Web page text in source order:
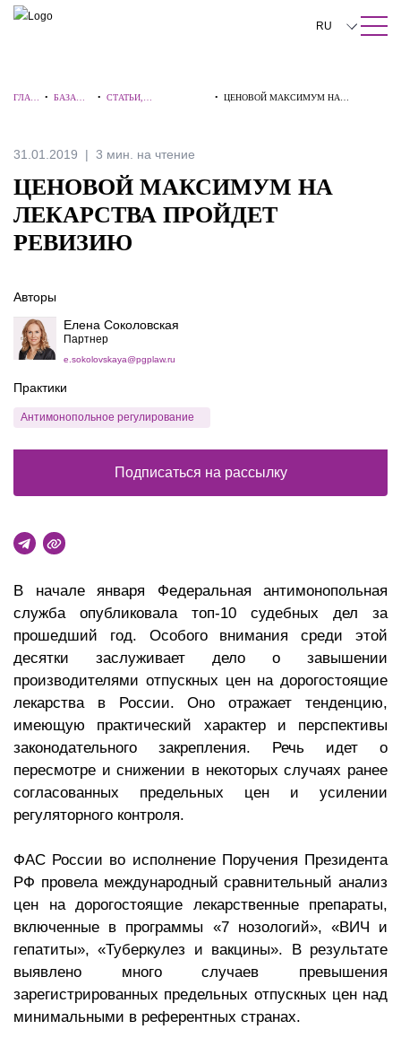
ПОИСК ПО САЙТУ Закрыть
RU
中文
ГЛАВ
•БАЗА
•СТАТЬИ,
• ЦЕНОВОЙ МАКСИМУМ НА
31.01.2019 3 мин. на чтение
ЦЕНОВОЙ МАКСИМУМ НА
ЛЕКАРСТВА ПРОЙДЕТ
РЕВИЗИЮ
В начале января Федеральная антимонопольная
служба опубликовала топ-10 судебных дел за
прошедший год. Особого внимания среди этой
десятки заслуживает дело о завышении
производителями отпускных цен на дорогостоящие
лекарства в России. Оно отражает тенденцию,
имеющую практический характер и перспективы
законодательного закрепления. Речь идет о
пересмотре и снижении в некоторых случаях ранее
согласованных предельных цен и усилении
регуляторного контроля.
ФАС России во исполнение Поручения Президента
РФ провела международный сравнительный анализ
цен на дорогостоящие лекарственные препараты,
включенные в программы «7 нозологий», «ВИЧ и
гепатиты», «Туберкулез и вакцины». В результате
выявлено много случаев превышения
зарегистрированных предельных отпускных цен над
минимальными в референтных странах.
Авторы
Елена Соколовская
Партнер
e.sokolovskaya@pgplaw.ru
Практики
Антимонопольное регулирование
Подписаться на рассылку